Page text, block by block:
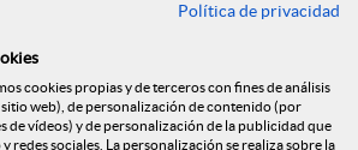
Tablón de anuncios
Política de cookies
Aviso legal
Política de privacidad
cookies propias y de terceros con fines de análisis
web), de personalización de contenido (por
de vídeos) y de personalización de la publicidad que
redes sociales. La personalización se realiza sobre la